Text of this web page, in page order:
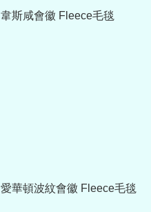
韋斯咸會徽 Fleece毛毯
愛華頓波紋會徽 Fleece毛毯